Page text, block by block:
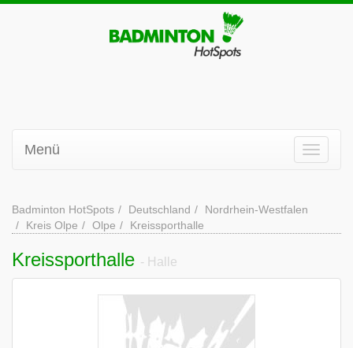
Menü
Badminton HotSpots Deutschland
Nordrhein-Westfalen
Kreis Olpe
Olpe Kreissporthalle
Kreissporthalle - Halle